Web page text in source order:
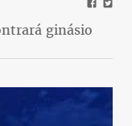
ginásio